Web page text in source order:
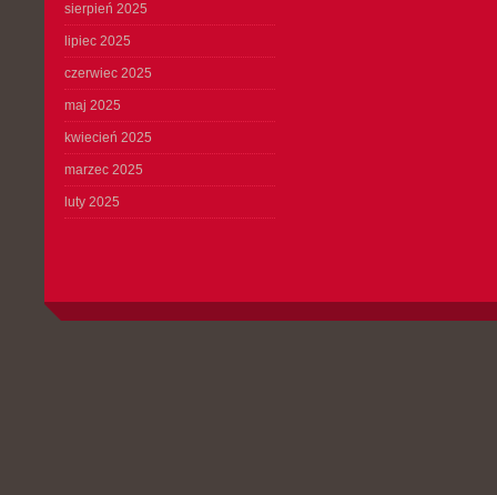
sierpień 2025
lipiec 2025
czerwiec 2025
maj 2025
kwiecień 2025
marzec 2025
luty 2025